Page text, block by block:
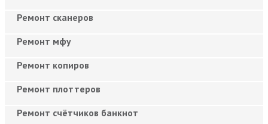
Ремонт сканеров
Ремонт мфу
Ремонт копиров
Ремонт плоттеров
Ремонт счётчиков банкнот